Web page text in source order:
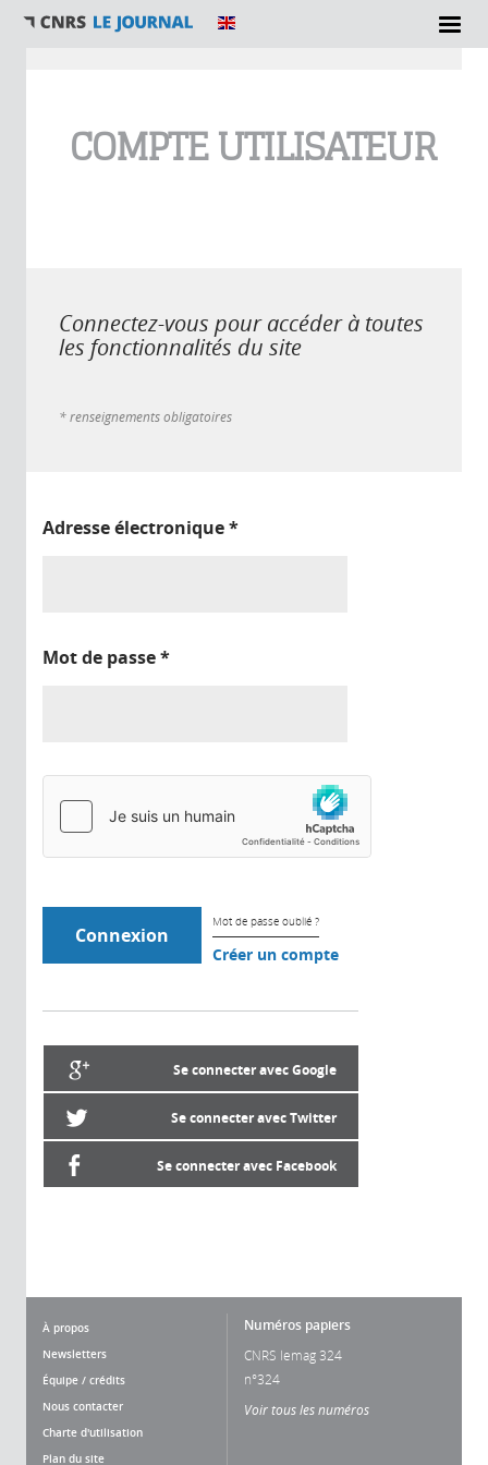
COMPTE UTILISATEUR
Connectez-vous pour accéder à toutes
les fonctionnalités du site
* renseignements obligatoires
Adresse électronique*
Mot de passe*
Mot de passe oublié ?
Créer un compte
Se connecter avec Google
Se connecter avec Twitter
Se connecter avec Facebook
À propos
Newsletters
Équipe / crédits
Nous contacter
Charte d'utilisation
Plan du site
Numéros papiers
CNRS lemag 324
n°324
Voir tous les numéros